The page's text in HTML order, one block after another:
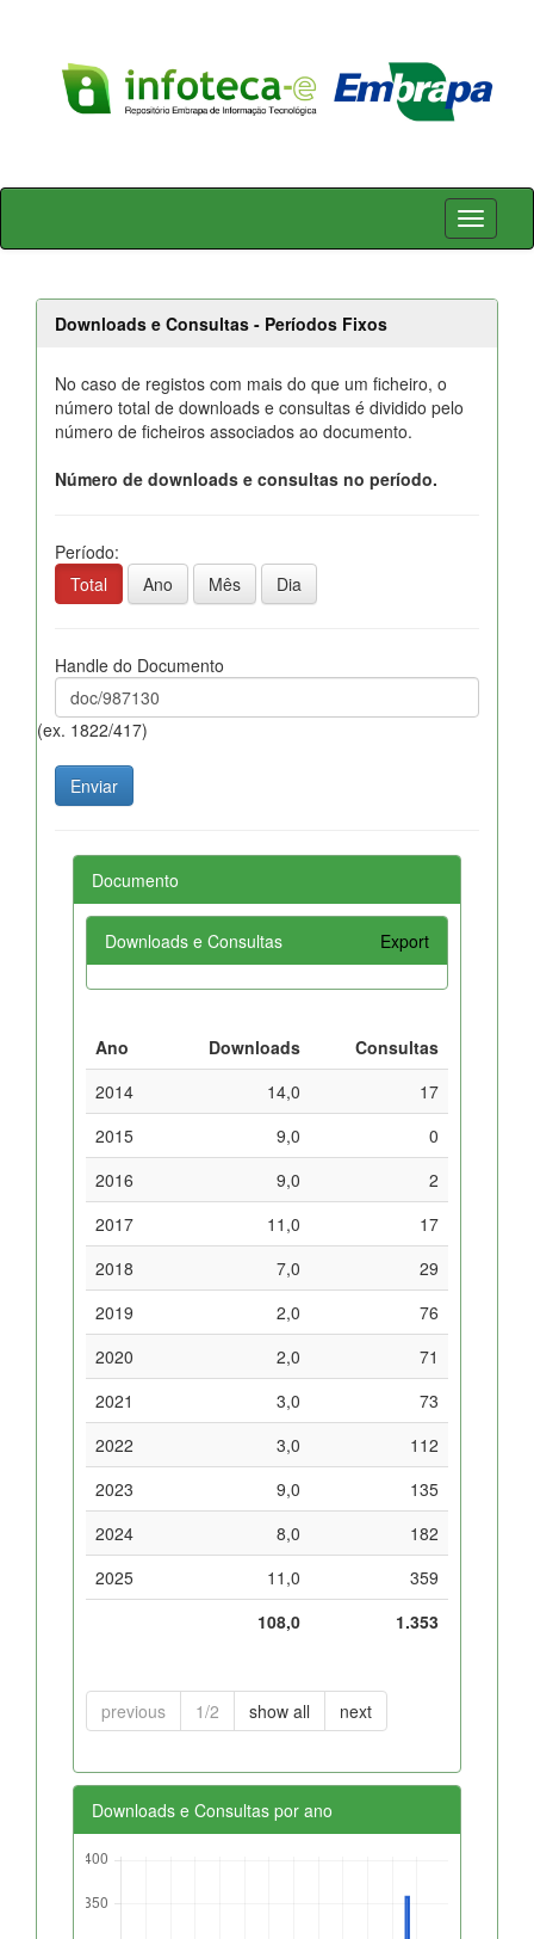
Skip
Downloads e Consultas - Períodos Fixos
No caso de registos com mais do que um ficheiro, o
número total de downloads e consultas é dividido pelo
número de ficheiros associados ao documento.
Número de downloads e consultas no período.
Período:
Total
Ano Mês Dia
Handle do Documento
(ex. 1822/417)
Documento
Downloads e Consultas Export
Ano Downloads
Consultas
2014
14,0
17
2015
9,0
0
2016
9,0
2
2017
11,0
17
2018
7,0
29
2019
2,0
76
2020
2,0
71
2021
3,0
73
2022
3,0
112
2023
9,0
135
2024
8,0
182
2025
11,0
359
108,0
1.353
previous 1/2 show all next
Downloads e Consultas por ano